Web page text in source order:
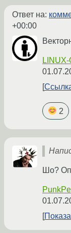
Ответ на:
+00:00
2
Шо?